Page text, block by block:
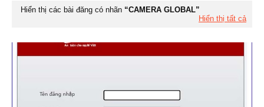
Hiển thị các bài đăng có nhãn
CAMERA GLOBAL
Hiển thị tất cả